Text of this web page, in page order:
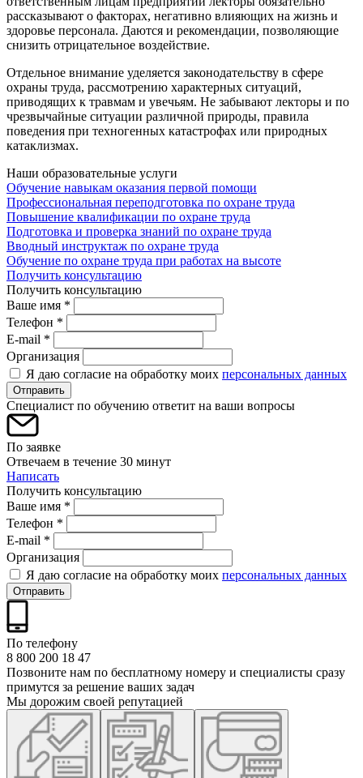
рассказывают о факторах, негативно влияющих на жизнь и
здоровье персонала. Даются и рекомендации, позволяющие
снизить отрицательное воздействие.
Отдельное внимание уделяется законодательству в сфере
охраны труда, рассмотрению характерных ситуаций,
приводящих к травмам и увечьям. Не забывают лекторы и по
чрезвычайные ситуации различной природы, правила
поведения при техногенных катастрофах или природных
катаклизмах.
Наши образовательные услуги
Обучение навыкам оказания первой помощи
Профессиональная переподготовка по охране труда
Повышение квалификации по охране труда
Подготовка и проверка знаний по охране труда
Вводный инструктаж по охране труда
Обучение по охране труда при работах на высоте
Получить консультацию
Получить консультацию
Ваше имя *
Телефон *
E-mail *
Организация
Я даю согласие на обработку моих персональных данных
Отправить
Специалист по обучению ответит на ваши вопросы
По заявке
Отвечаем в течение 30 минут
Написать
Получить консультацию
Ваше имя *
Телефон *
E-mail *
Организация
Я даю согласие на обработку моих персональных данных
Отправить
По телефону
8 800 200 18 47
Позвоните нам по бесплатному номеру и специалисты сразу
примутся за решение ваших задач
Мы дорожим своей репутацией